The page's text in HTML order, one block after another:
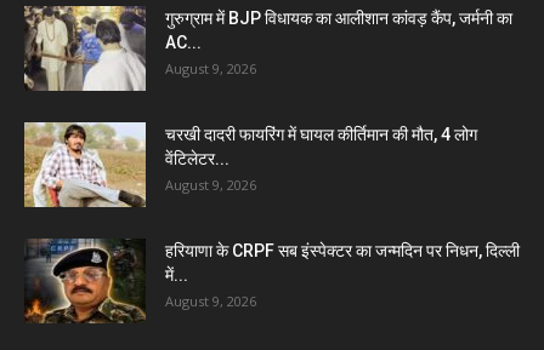
गुरुग्राम में BJP विधायक का आलीशान कांवड़ कैंप, जर्मनी का
AC...
August 9, 2026
चरखी दादरी फायरिंग में घायल कीर्तिमान की मौत, 4 लोग
वेंटिलेटर...
August 9, 2026
हरियाणा के CRPF सब इंस्पेक्टर का जन्मदिन पर निधन, दिल्ली
में...
August 9, 2026